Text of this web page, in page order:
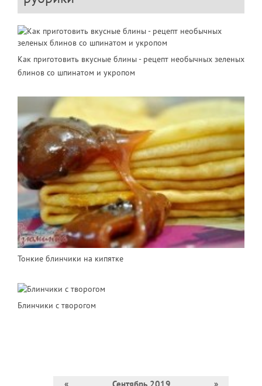
Как приготовить вкусные блины - рецепт необычных зеленых
блинов со шпинатом и укропом
Тонкие блинчики на кипятке
Блинчики с творогом